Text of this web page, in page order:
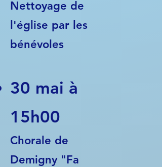
Nettoyage de
l'église par les
bénévoles
30 mai à
15h00
Chorale de
Demigny "Fa